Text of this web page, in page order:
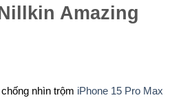
Amazing
nhìn trộm iPhone 15 Pro Max